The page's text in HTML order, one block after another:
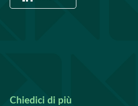
Chiedici di più